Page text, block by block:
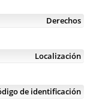
Derechos
Localización
de identificación